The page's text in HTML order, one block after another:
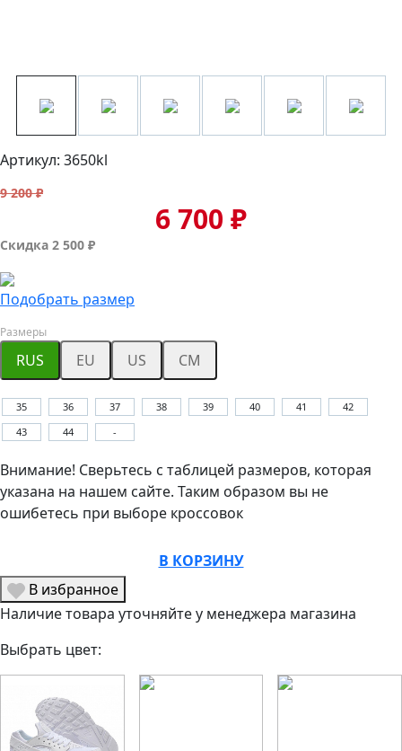
Артикул: 3650kl
9 200 ₽
6 700 ₽
Скидка 2 500 ₽
Подобрать размер
Размеры
RUS EU US CM
35 36 37 38 39 40 41
42
43
44 -
Внимание! Сверьтесь с таблицей размеров, которая
указана на нашем сайте. Таким образом вы не
ошибетесь при выборе кроссовок
В КОРЗИНУ
В избранное
Наличие товара уточняйте у менеджера магазина
Выбрать цвет: